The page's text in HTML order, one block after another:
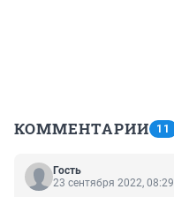
КОММЕНТАРИИ 11
Гость
23 сентября 2022, 08:29